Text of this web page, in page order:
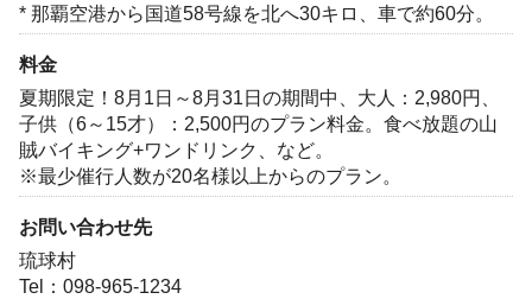
* 那覇空港から国道58号線を北へ30キロ、車で約60分。
料金
夏期限定！8月1日～8月31日の期間中、大人：2,980円、
子供（6～15才）：2,500円のプラン料金。食べ放題の山
賊バイキング+ワンドリンク、など。
※最少催行人数が20名様以上からのプラン。
お問い合わせ先
琉球村
Tel：098-965-1234